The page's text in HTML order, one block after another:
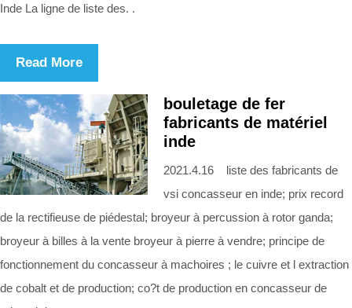
Inde La ligne de liste des. .
Read More
bouletage de fer
fabricants de matériel
inde
2021.4.16 liste des fabricants de
vsi concasseur en inde; prix record
de la rectifieuse de piédestal; broyeur à percussion à rotor ganda;
broyeur à billes à la vente broyeur à pierre à vendre; principe de
fonctionnement du concasseur à machoires ; le cuivre et l extraction
de cobalt et de production; co?t de production en concasseur de